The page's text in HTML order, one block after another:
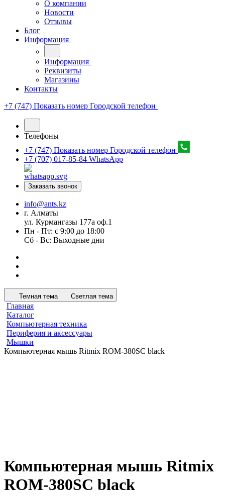
О компании
Новости
Отзывы
Блог
Информация
Информация
Реквизиты
Магазины
Контакты
+7 (747) Показать номер Городской телефон
Телефоны
+7 (747) Показать номер Городской телефон
+7 (707) 017-85-84 WhatsApp
Заказать звонок
info@ants.kz
г. Алматы
ул. Курмангазы 177а оф.1
Пн - Пт: с 9:00 до 18:00
Сб - Вс: Выходные дни
Темная тема Светлая тема
Главная
Каталог
Компьютерная техника
Периферия и аксессуары
Мышки
Компьютерная мышь Ritmix ROM-380SC black
Компьютерная мышь Ritmix
ROM-380SC black